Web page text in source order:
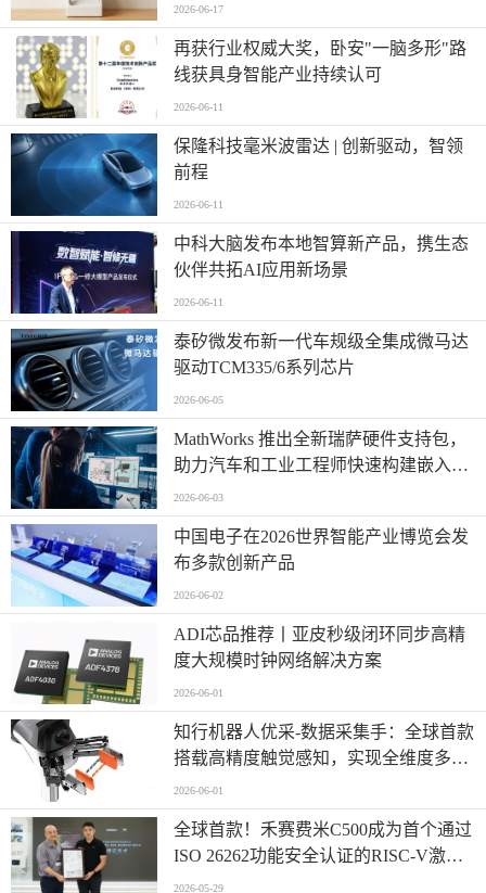
2026-06-17
再获行业权威大奖，卧安"一脑多形"路
线获具身智能产业持续认可
2026-06-11
保隆科技毫米波雷达 | 创新驱动，智领
前程
2026-06-11
中科大脑发布本地智算新产品，携生态
伙伴共拓AI应用新场景
2026-06-11
泰矽微发布新一代车规级全集成微马达
驱动TCM335/6系列芯片
2026-06-05
MathWorks 推出全新瑞萨硬件支持包，
助力汽车和工业工程师快速构建嵌入式
系统原型
2026-06-03
中国电子在2026世界智能产业博览会发
布多款创新产品
2026-06-02
ADI芯品推荐丨亚皮秒级闭环同步高精
度大规模时钟网络解决方案
2026-06-01
知行机器人优采-数据采集手：全球首款
搭载高精度触觉感知，实现全维度多模
态同步采集
2026-06-01
全球首款！禾赛费米C500成为首个通过
ISO 26262功能安全认证的RISC-V激光
雷达主控芯片
2026-05-29